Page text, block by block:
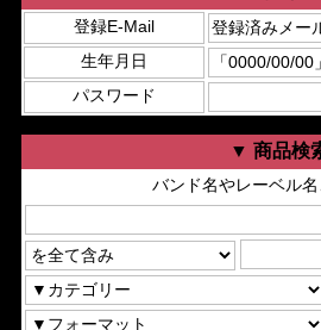
登録E-Mail
生年月日
パスワード
▼ 商品検
バンド名やレーベル